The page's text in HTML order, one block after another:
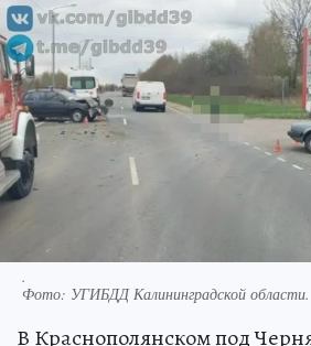
Фото:УГИБДД Калининградской области.